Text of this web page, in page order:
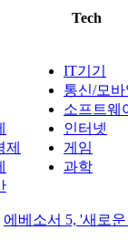
Tech
제
IT기기
통신/모
소프트웨
인터넷
게임
과학
에베소서 5, '새로